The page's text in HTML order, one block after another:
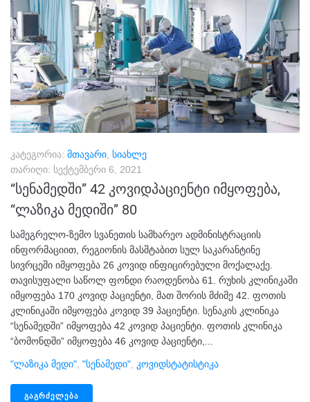
კატეგორია: მთავარი სიახლე
თარიღი: სექტემბერი 6, 2021
“სენამედში” 42 კოვიდპაციენტი იმყოფება,
“ლაზიკა მედიში” 80
სამეგრელო-ზემო სვანეთის სამხარეო ადმინისტრაციის
ინფორმაციით, რეგიონის მასშტაბით სულ საკარანტინე
სივრცეში იმყოფება 26 კოვიდ ინფიცირებული მოქალაქე.
თავისუფალი საწოლ ფონდი რაოდენობა 61. რუხის კლინიკაში
იმყოფება 170 კოვიდ პაციენტი, მათ შორის მძიმე 42. ფოთის
კლინიკაში იმყოფება კოვიდ 39 პაციენტი. სენაკის კლინიკა
“სენამედში” იმყოფება 42 კოვიდ პაციენტი. ფოთის კლინიკა
“ბომონდში” იმყოფება 46 კოვიდ პაციენტი,...
"ლაზიკა Მედი" "სენამედი" Კოვიდსტატისტიკა
ᲒᲐᲒᲠᲫᲔᲚᲔᲑᲐ